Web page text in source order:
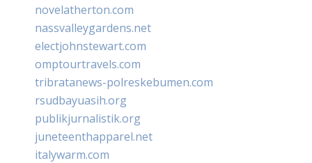
novelatherton.com
nassvalleygardens.net
electjohnstewart.com
omptourtravels.com
tribratanews-polreskebumen.com
rsudbayuasih.org
publikjurnalistik.org
juneteenthapparel.net
italywarm.com